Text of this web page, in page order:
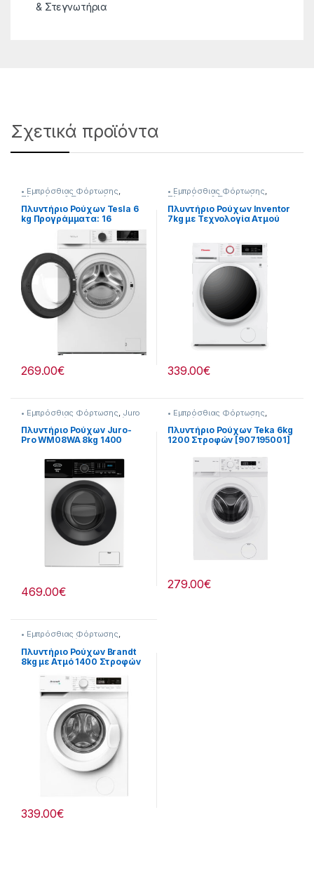
& Στεγνωτήρια
Σχετικά προϊόντα
• Εμπρόσθιας Φόρτωσης,
Πλυντήρια & Στεγνωτήρια
Πλυντήριο Ρούχων Tesla 6
kg Προγράμματα: 16
269.00€
• Εμπρόσθιας Φόρτωσης,
Πλυντήρια & Στεγνωτήρια
Πλυντήριο Ρούχων Inventor
7kg με Τεχνολογία Ατμού
339.00€
• Εμπρόσθιας Φόρτωσης Juro
Pro Πλυντήρια & Στεγνωτήρια
Πλυντήριο Ρούχων Juro-
Pro WM08WA 8kg 1400
469.00€
• Εμπρόσθιας Φόρτωσης
Πλυντήρια & Στεγνωτήρια
Πλυντήριο Ρούχων Teka 6kg
1200 Στροφών [907195001]
279.00€
• Εμπρόσθιας Φόρτωσης,
Πλυντήρια &
Στεγνωτήρια
Πλυντήριο Ρούχων Brandt
8kg με Ατμό 1400 Στροφών
339.00€